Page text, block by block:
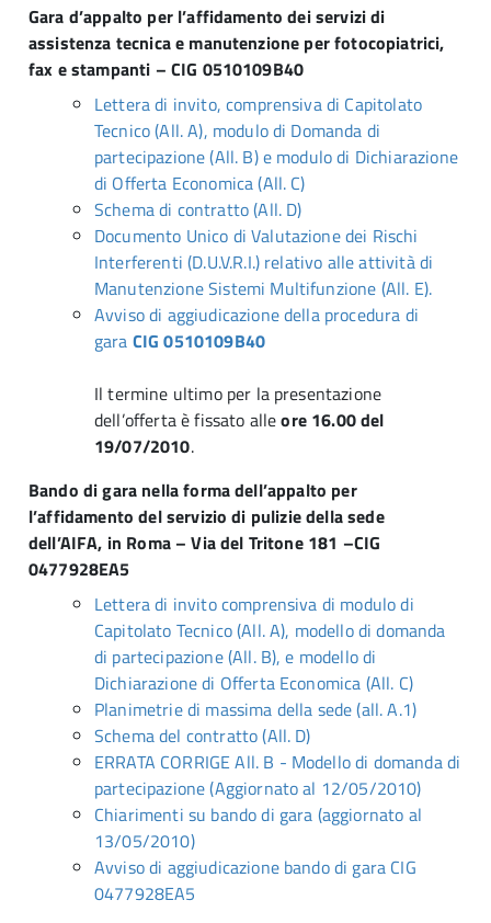
Gara d’appalto per l’affidamento dei servizi di
assistenza tecnica e manutenzione per fotocopiatrici,
fax e stampanti – CIG 0510109B40
Lettera di invito, comprensiva di Capitolato
Tecnico (All. A), modulo di Domanda di
partecipazione (All. B) e modulo di Dichiarazione
di Offerta Economica (All. C)
Schema di contratto (All. D)
Documento Unico di Valutazione dei Rischi
Interferenti (D.U.V.R.I.) relativo alle attività di
Manutenzione Sistemi Multifunzione (All. E).
Avviso di aggiudicazione della procedura di
gara CIG 0510109B40
Il termine ultimo per la presentazione
dell’offerta è fissato alleore 16.00 del
19/07/2010.
Bando di gara nella forma dell’appalto per
l’affidamento del servizio di pulizie della sede
dell’AIFA, in Roma – Via del Tritone 181 –CIG
0477928EA5
Lettera di invito comprensiva di modulo di
Capitolato Tecnico (All. A), modello di domanda
di partecipazione (All. B), e modello di
Dichiarazione di Offerta Economica (All. C)
Planimetrie di massima della sede (all. A.1)
Schema del contratto (All. D)
ERRATA CORRIGE All. B - Modello di domanda di
partecipazione (Aggiornato al 12/05/2010)
Chiarimenti su bando di gara (aggiornato al
13/05/2010)
Avviso di aggiudicazione bando di gara CIG
0477928EA5